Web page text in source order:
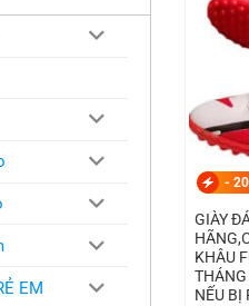
EM
-
GIÀY
KHÂU
NẾU BỊ